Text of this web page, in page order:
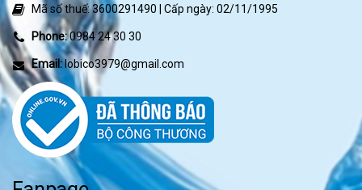
Mã số thuế: 3600291490 | Cấp ngày: 02/11/1995
Phone:0984 24 30 30
Email:lobico3979@gmail.com